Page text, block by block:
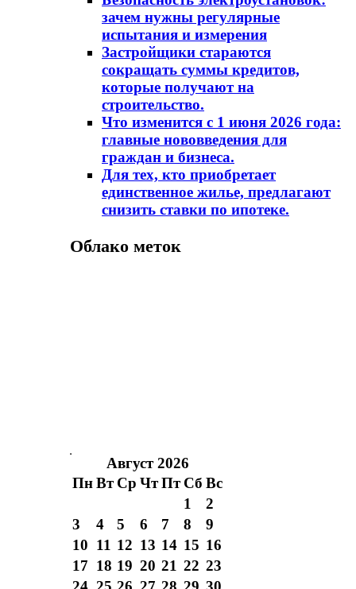
зачем нужны регулярные
испытания и измерения
Застройщики стараются
сокращать суммы кредитов,
которые получают на
строительство.
Что изменится с 1 июня 2026 года:
главные нововведения для
граждан и бизнеса.
Для тех, кто приобретает
единственное жилье, предлагают
снизить ставки по ипотеке.
Облако меток
Август 2026
ПнВт Ср ЧтПт Сб Вс
1
2
3
4 5 6 7 8
9
10 11 12 13 14 15 16
17 18 19 20 21 22 23